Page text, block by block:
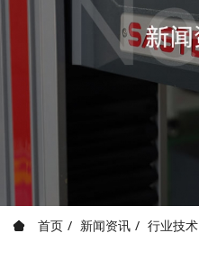
首页 新闻资讯 行业技术